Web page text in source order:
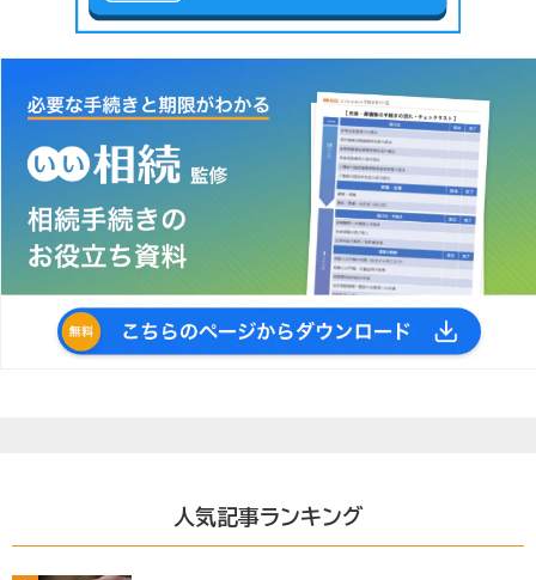
人気記事ランキング